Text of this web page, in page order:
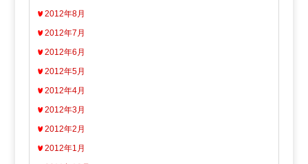
2012年8月
2012年7月
2012年6月
2012年5月
2012年4月
2012年3月
2012年2月
2012年1月